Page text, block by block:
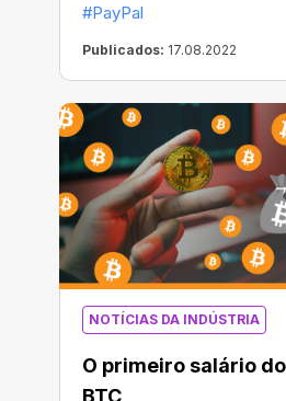
#PayPal
Publicados: 17.08.2022
NOTÍCIAS DA INDÚSTRIA
O primeiro salário
BTC